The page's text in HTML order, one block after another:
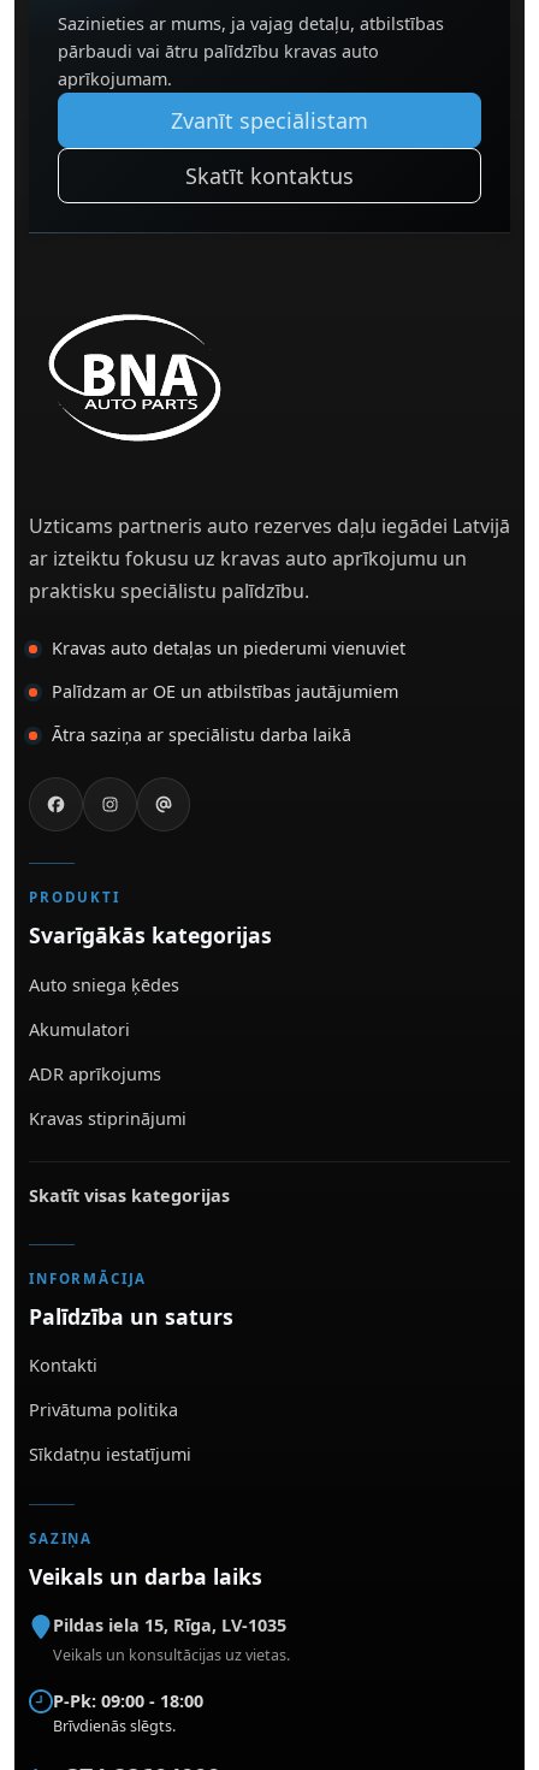
Sazinieties ar mums, ja vajag detaļu, atbilstības
pārbaudi vai ātru palīdzību kravas auto
aprīkojumam.
Zvanīt speciālistam
Skatīt kontaktus
Uzticams partneris auto rezerves daļu iegādei Latvijā
ar izteiktu fokusu uz kravas auto aprīkojumu un
praktisku speciālistu palīdzību.
Kravas auto detaļas un piederumi vienuviet
Palīdzam ar OE un atbilstības jautājumiem
Ātra saziņa ar speciālistu darba laikā
PRODUKTI
Svarīgākās kategorijas
Auto sniega ķēdes
Akumulatori
ADR aprīkojums
Kravas stiprinājumi
Skatīt visas kategorijas
INFORMĀCIJA
Palīdzība un saturs
Kontakti
Privātuma politika
Sīkdatņu iestatījumi
SAZIŅA
Veikals un darba laiks
Pildas iela 15, Rīga, LV-1035
Veikals un konsultācijas uz vietas.
P-Pk: 09:00 - 18:00
Brīvdienās slēgts.